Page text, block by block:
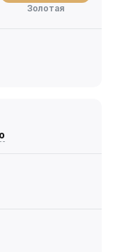
Золотая